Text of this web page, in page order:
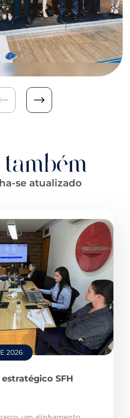
também
se atualizado
2026
SFH